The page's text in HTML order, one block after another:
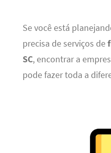
Se você está
precisa de serviços de
SC, encontrar a
pode fazer toda a